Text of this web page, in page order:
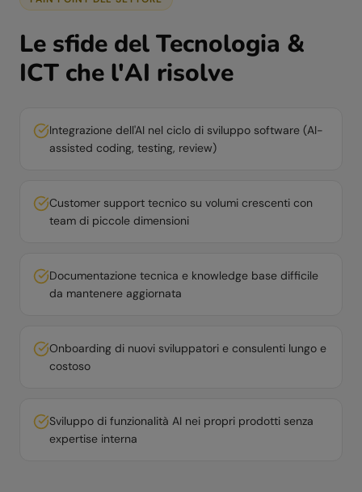
Le sfide delTecnologia &
ICT che l'AI risolve
Integrazione dell'AI nel ciclo di sviluppo software (AI-
assisted coding, testing, review)
Customer support tecnico su volumi crescenti con
team di piccole dimensioni
Documentazione tecnica e knowledge base difficile
da mantenere aggiornata
Onboarding di nuovi sviluppatori e consulenti lungo e
costoso
Sviluppo di funzionalità AI nei propri prodotti senza
expertise interna